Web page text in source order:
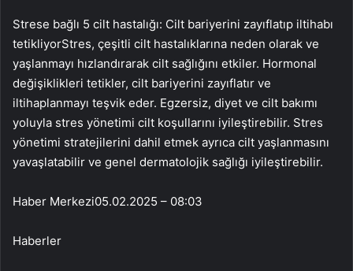
Strese bağlı 5 cilt hastalığı: Cilt bariyerini zayıflatıp iltihabı
tetikliyorStres, çeşitli cilt hastalıklarına neden olarak ve
yaşlanmayı hızlandırarak cilt sağlığını etkiler. Hormonal
değişiklikleri tetikler, cilt bariyerini zayıflatır ve
iltihaplanmayı teşvik eder. Egzersiz, diyet ve cilt bakımı
yoluyla stres yönetimi cilt koşullarını iyileştirebilir. Stres
yönetimi stratejilerini dahil etmek ayrıca cilt yaşlanmasını
yavaşlatabilir ve genel dermatolojik sağlığı iyileştirebilir.
Haber Merkezi05.02.2025 – 08:03
Haberler